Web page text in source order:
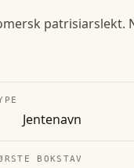
patrisiarslekt.
Jentenavn
BOKSTAV